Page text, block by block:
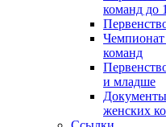
команд до
команд
и младше
женских